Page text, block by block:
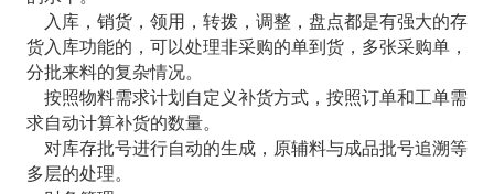
入库，销货，领用，转拨，调整，盘点都是有强大的存
货入库功能的，可以处理非采购的单到货，多张采购单，
分批来料的复杂情况。
按照物料需求计划自定义补货方式，按照订单和工单需
求自动计算补货的数量。
对库存批号进行自动的生成，原辅料与成品批号追溯等
多层的处理。